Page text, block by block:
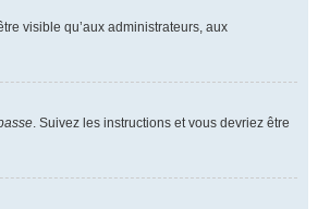
visible qu’aux administrateurs, aux
. Suivez les instructions et vous devriez être